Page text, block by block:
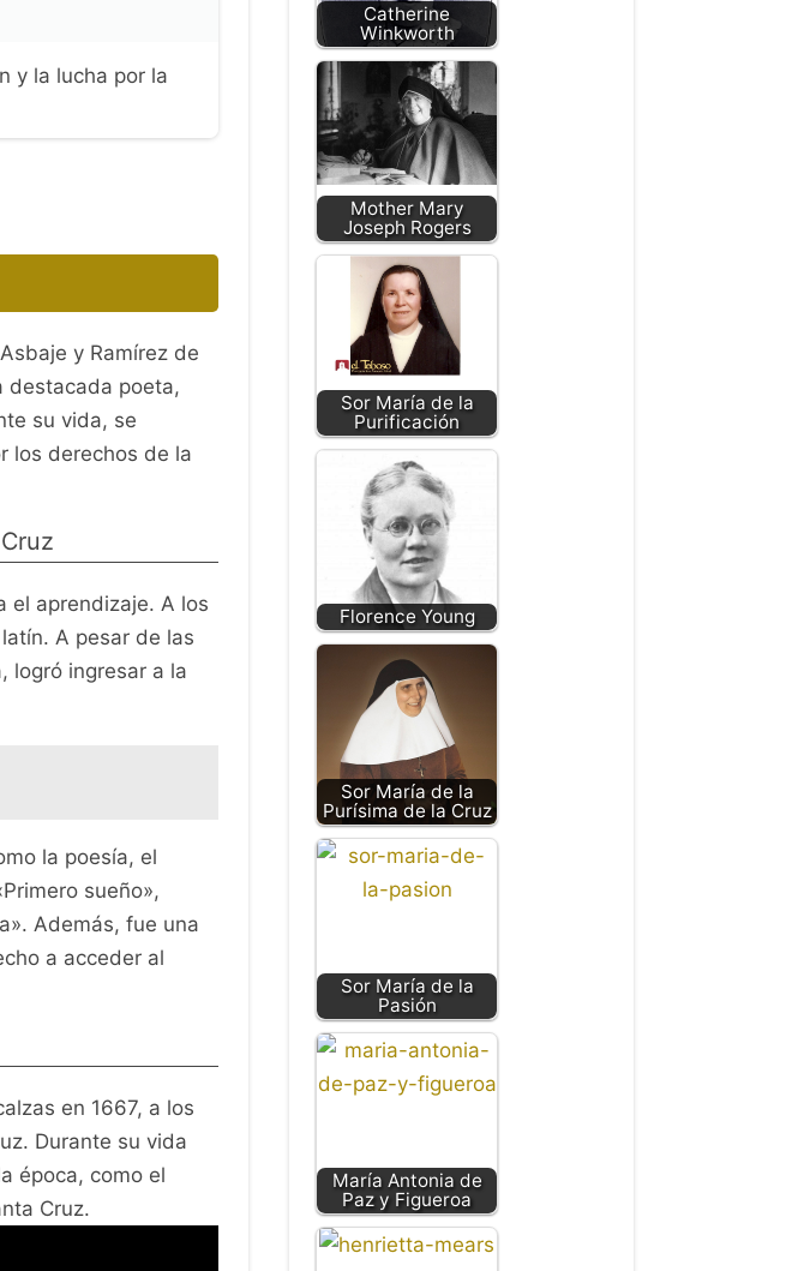
y la lucha por la
y Ramírez de
destacada poeta,
su vida, se
los derechos de la
el aprendizaje. A los
A pesar de las
logró ingresar a la
la poesía, el
sueño»,
Además, fue una
a acceder al
en 1667, a los
Durante su vida
época, como el
Cruz.
Catherine
Winkworth
Mother Mary
Joseph Rogers
Sor María de la
Purificación
Florence Young
Sor María de la
Purísima de la Cruz
Sor María de la
Pasión
María Antonia de
Paz y Figueroa